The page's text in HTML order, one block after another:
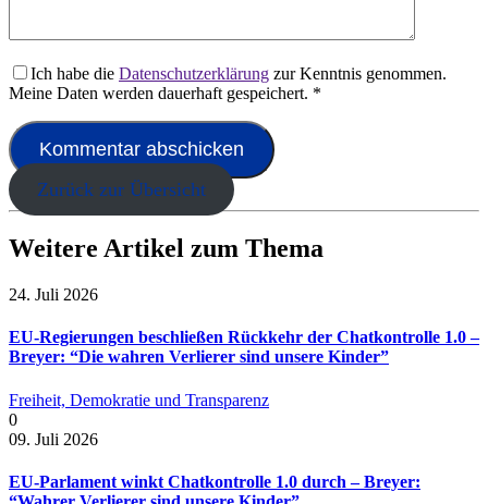
Ich habe die Datenschutzerklärung zur Kenntnis genommen.
Meine Daten werden dauerhaft gespeichert. *
Zurück zur Übersicht
Weitere Artikel zum Thema
24. Juli 2026
EU-Regierungen beschließen Rückkehr der Chatkontrolle 1.0 –
Breyer: “Die wahren Verlierer sind unsere Kinder”
Freiheit, Demokratie und Transparenz
0
09. Juli 2026
EU-Parlament winkt Chatkontrolle 1.0 durch – Breyer: